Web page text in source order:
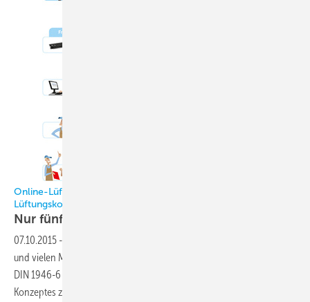
Online-Lüftungsplaner unterstützt das Erstellen eines
Lüftungskonzepts
Nur fünf
07.10.2015 -
und vielen Modernisierungen verpflichtet, ein Lüftungskonzept nach
DIN 1946-6 zu erstellen. Um ihnen die Erstellung eines solchen
Konzeptes zu erleichtern, hat Velux in Zusammenarbeit mit dem